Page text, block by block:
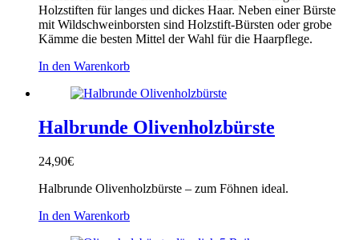
Holzstiften für langes und dickes Haar. Neben einer Bürste
mit Wildschweinborsten sind Holzstift-Bürsten oder grobe
Kämme die besten Mittel der Wahl für die Haarpflege.
In den Warenkorb
Halbrunde Olivenholzbürste
24,90€
Halbrunde Olivenholzbürste – zum Föhnen ideal.
In den Warenkorb